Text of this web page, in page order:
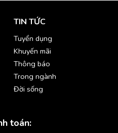
TIN TỨC
Tuyển dụng
Khuyến mãi
Thông báo
Trong ngành
Đời sống
toán: